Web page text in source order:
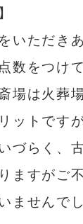
いただき
数をつけ
場は火葬
ットです
づらく、
ますがご
ませんでし